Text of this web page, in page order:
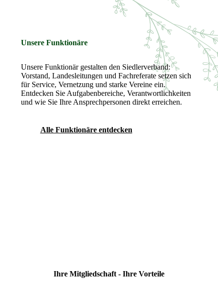
Unsere Funktionäre
Unsere Funktionär gestalten den Siedlerverband:
Vorstand, Landesleitungen und Fachreferate setzen sich
für Service, Vernetzung und starke Vereine ein.
Entdecken Sie Aufgabenbereiche, Verantwortlichkeiten
und wie Sie Ihre Ansprechpersonen direkt erreichen.
Alle Funktionäre entdecken
Ihre Mitgliedschaft - Ihre Vorteile